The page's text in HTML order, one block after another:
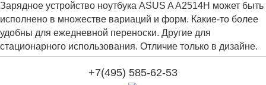
Зарядное устройство ноутбука ASUS A A2514H может быть
исполнено в множестве вариаций и форм. Какие-то более
удобны для ежедневной переноски. Другие для
стационарного использования. Отличие только в дизайне.
+7(495) 585-62-53